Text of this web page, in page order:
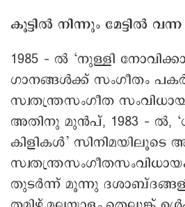
കൂട്ടില്‍ നിന്നും മേട്ടില്‍
1985 – ല്‍ ‘നുള്ളി
ഗാനങ്ങള്‍ക്ക് സംഗീതം
സ്വതന്ത്രസംഗീത
അതിനു മുന്‍പ്, 1983 – ല്‍,
കിളികള്‍’ സിനിമയിലൂടെ
തുടര്‍ന്ന് മൂന്നു